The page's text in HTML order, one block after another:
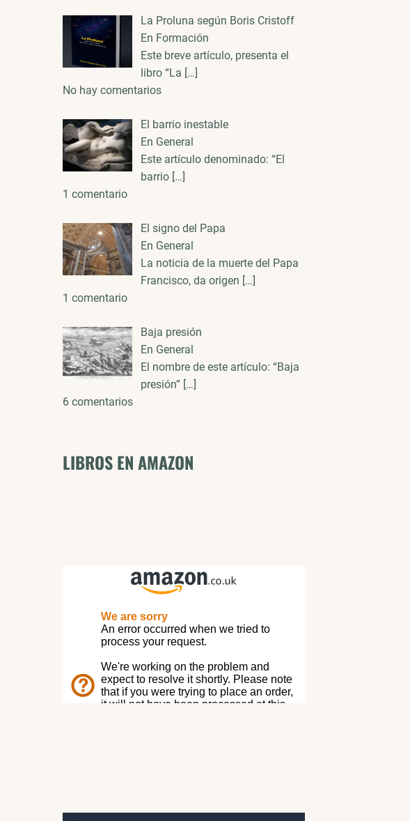
La Proluna según Boris Cristoff
En Formación
Este breve artículo, presenta el
libro “La […]
No hay comentarios
El barrio inestable
En General
Este artículo denominado: “El
barrio […]
1 comentario
El signo del Papa
En General
La noticia de la muerte del Papa
Francisco, da origen […]
1 comentario
Baja presión
En General
El nombre de este artículo: “Baja
presión” […]
6 comentarios
LIBROS EN AMAZON